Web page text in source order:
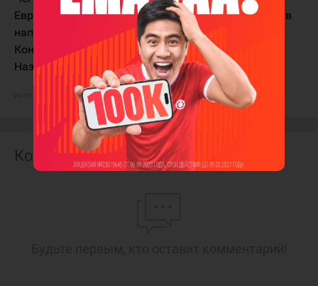
Евротур стало больше получаться в обороне, да и в
нападении. Надеемся, что всё это продолжится.
Конечно, импульсом стало возвращение Андрея
Назарова и переезд на новую арену.
rsport.ru
Комментарии